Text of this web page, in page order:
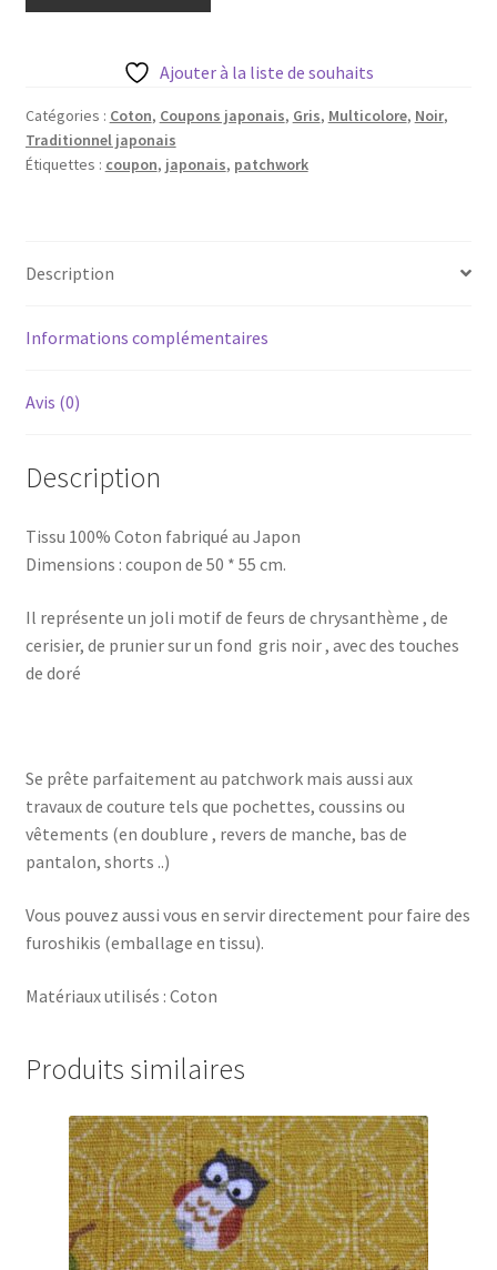
50
*
55cm
gris
doré
Ajouter à la liste de souhaits
Catégories : Coton, Coupons japonais, Gris, Multicolore, Noir,
Traditionnel japonais
Étiquettes : coupon, japonais, patchwork
Description
Informations complémentaires
Avis (0)
Description
Tissu 100% Coton fabriqué au Japon
Dimensions : coupon de 50 * 55 cm.
Il représente un joli motif de feurs de chrysanthème , de
cerisier, de prunier sur un fond gris noir , avec des touches
de doré
Se prête parfaitement au patchwork mais aussi aux
travaux de couture tels que pochettes, coussins ou
vêtements (en doublure , revers de manche, bas de
pantalon, shorts ..)
Vous pouvez aussi vous en servir directement pour faire des
furoshikis (emballage en tissu).
Matériaux utilisés : Coton
Produits similaires